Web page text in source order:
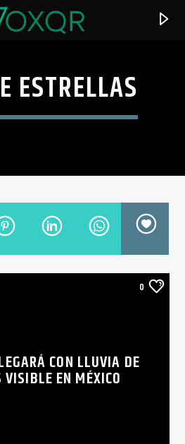
VOXQR
VOXQR
ESTRELLAS
0
CON LLUVIA DE
EN MÉXICO